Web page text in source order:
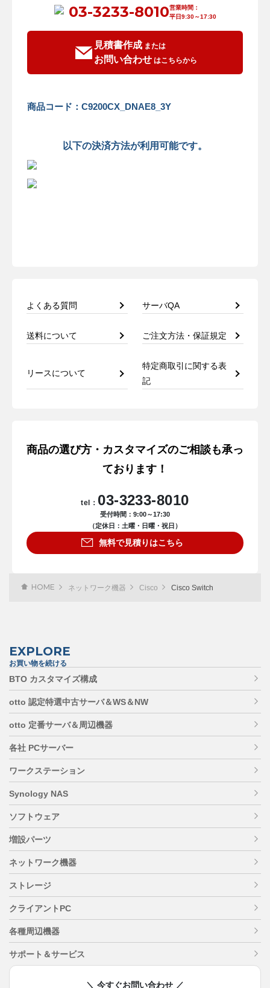
03-3233-8010営業時間：
平日9:30～17:30
見積書作成または
お問い合わせはこちらから
商品コード：C9200CX_DNAE8_3Y
以下の決済方法が利用可能です。
よくある質問 サーバQA
送料について ご注文方法・保証規定
リースについて
特定商取引に関する表
記
商品の選び方・カスタマイズのご相談も承っ
ております！
tel： 03-3233-8010
受付時間：9:00～17:30
（定休日：土曜・日曜・祝日）
無料で見積りはこちら
HOME ネットワーク機器 Cisco Cisco Switch
EXPLORE
お買い物を続ける
BTO カスタマイズ構成
otto 認定特選中古サーバ＆WS＆NW
otto 定番サーバ＆周辺機器
各社 PCサーバー
ワークステーション
Synology NAS
ソフトウェア
増設パーツ
ネットワーク機器
ストレージ
クライアントPC
各種周辺機器
サポート＆サービス
＼ 今すぐお問い合わせ ／